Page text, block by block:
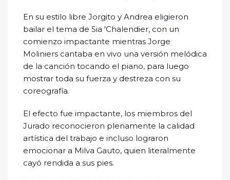
En su estilo libre Jorgito y Andrea eligieron
bailar el tema de Sia 'Chalendier, con un
comienzo impactante mientras Jorge
Moliniers cantaba en vivo una versión melódica
de la canción tocando el piano, para luego
mostrar toda su fuerza y destreza con su
coreografía.
El efecto fue impactante, los miembros del
Jurado reconocieron plenamente la calidad
artística del trabajo e incluso lograron
emocionar a Milva Gauto, quien literalmente
cayó rendida a sus pies.